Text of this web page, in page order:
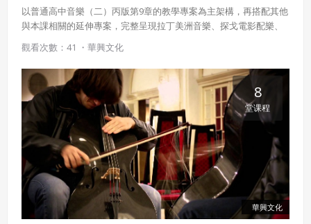
以普通高中音樂（二）丙版第9章的教學專案為主架構，再搭配其他
與本課相關的延伸專案，完整呈現拉丁美洲音樂、探戈電影配樂、
新探戈節奏模式等豐富內容。
觀看次數：41 ・ 華興文化
華興文化
8
堂课程